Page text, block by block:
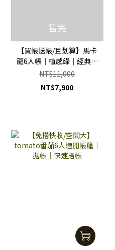
售完
【買帳送帳/巨划算】馬卡
龍6人帳｜植感綠｜經典時
尚| 買就送墨客2專用外帳
NT$11,000
NT$7,900